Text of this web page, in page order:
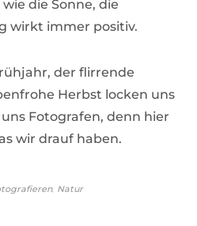
die Sonne, die
wirkt immer positiv.
der flirrende
Herbst locken uns
Fotografen, denn hier
wir drauf haben.
, Natur